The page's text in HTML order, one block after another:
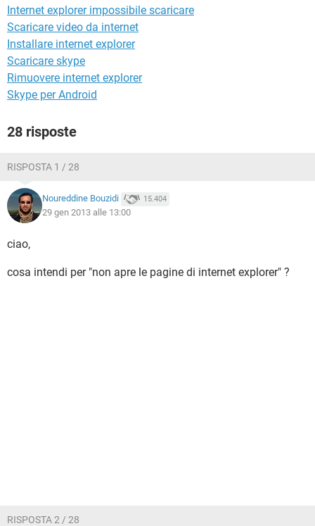
Internet explorer impossibile scaricare
Scaricare video da internet
Installare internet explorer
Scaricare skype
Rimuovere internet explorer
Skype per Android
28 risposte
RISPOSTA 1 / 28
Noureddine Bouzidi 15.404
29 gen 2013 alle 13:00
ciao,
cosa intendi per "non apre le pagine di internet explorer" ?
RISPOSTA 2 / 28